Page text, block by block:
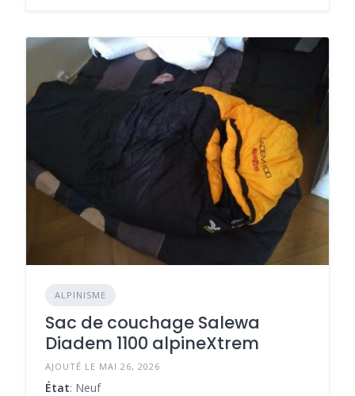
ALPINISME
Sac de couchage Salewa
Diadem 1100 alpineXtrem
AJOUTÉ LE MAI 26, 2026
État: Neuf